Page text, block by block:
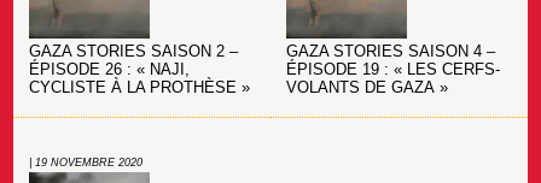
GAZA STORIES SAISON 2 –
ÉPISODE 26 : « NAJI,
CYCLISTE À LA PROTHÈSE »
GAZA STORIES SAISON 4 –
ÉPISODE 19 : « LES CERFS-
VOLANTS DE GAZA »
| 19 NOVEMBRE 2020